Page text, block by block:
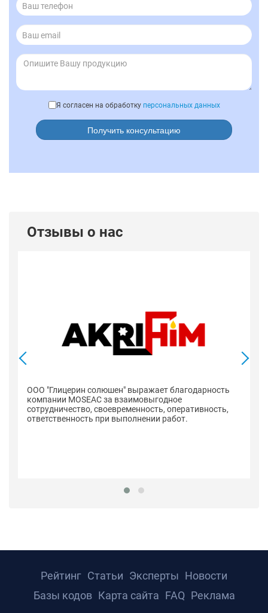
Я согласен на обработку персональных данных
Получить консультацию
Отзывы о нас
ООО "Глицерин солюшен" выражает благодарность
компании MOSEAC за взаимовыгодное
сотрудничество, своевременность, оперативность,
ответственность при выполнении работ.
Рейтинг Статьи Эксперты Новости
Базы кодов Карта сайта FAQ Реклама